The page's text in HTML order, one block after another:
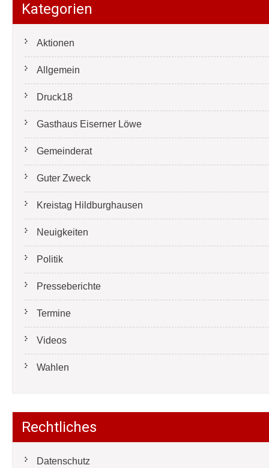
Kategorien
Aktionen
Allgemein
Druck18
Gasthaus Eiserner Löwe
Gemeinderat
Guter Zweck
Kreistag Hildburghausen
Neuigkeiten
Politik
Presseberichte
Termine
Videos
Wahlen
Rechtliches
Datenschutz